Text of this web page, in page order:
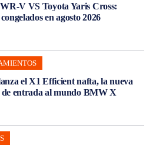
V VS Toyota Yaris Cross:
en agosto 2026
el X1 Efficient nafta, la nueva
de entrada al mundo BMW X